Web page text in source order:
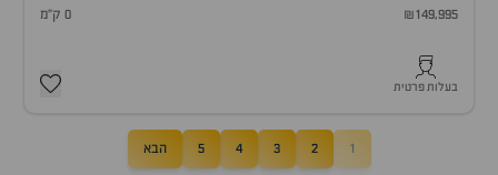
₪149,995 0 ק"מ
בעלות פרטית
1
2
3
4
5 הבא